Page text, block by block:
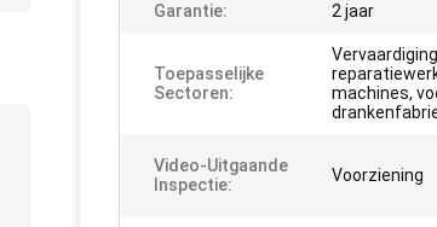
Garantie: 2 jaar
Toepasselijke
Sectoren:
machines,
Video-Uitgaande
Inspectie:
Voorziening